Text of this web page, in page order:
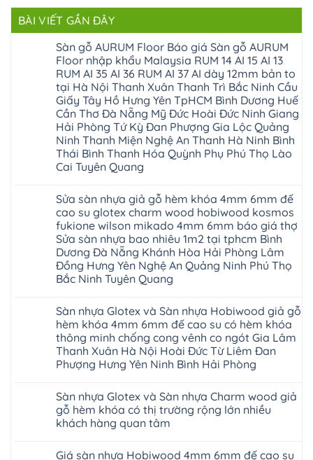
BÀI VIẾT GẦN ĐÂY
Sàn gỗ AURUM Floor Báo giá Sàn gỗ AURUM
Floor nhập khẩu Malaysia RUM 14 AI 15 AI 13
RUM AI 35 AI 36 RUM AI 37 AI dày 12mm bản to
tại Hà Nội Thanh Xuân Thanh Trì Bắc Ninh Cầu
Giấy Tây Hồ Hưng Yên TpHCM Bình Dương Huế
Cần Thơ Đà Nẵng Mỹ Đức Hoài Đức Ninh Giang
Hải Phòng Tứ Kỳ Đan Phượng Gia Lộc Quảng
Ninh Thanh Miện Nghệ An Thanh Hà Ninh Bình
Thái Bình Thanh Hóa Quỳnh Phụ Phú Thọ Lào
Cai Tuyên Quang
bình
luận
ở
Sàn
gỗ
AURUM
Floor
Báo
giá
Sàn
Floor
nhập
khẩu
Malaysia
RUM
14
AI
13
RUM
AI
35
AI
AI
Sửa sàn nhựa giả gỗ hèm khóa 4mm 6mm đế
cao su glotex charm wood hobiwood kosmos
fukione wilson mikado 4mm 6mm báo giá thợ
Sửa sàn nhựa bao nhiêu 1m2 tại tphcm Bình
Dương Đà Nẵng Khánh Hòa Hải Phòng Lâm
Đồng Hưng Yên Nghệ An Quảng Ninh Phú Thọ
Bắc Ninh Tuyên Quang
bình
luận
ở
Sửa
sàn
nhựa
giả
khóa
4mm
6mm
đế
cao
charm
Sàn nhựa Glotex và Sàn nhựa Hobiwood giả gỗ
hèm khóa 4mm 6mm đế cao su có hèm khóa
thông minh chống cong vênh co ngót Gia Lâm
Thanh Xuân Hà Nội Hoài Đức Từ Liêm Đan
Phượng Hưng Yên Ninh Bình Hải Phòng
bình
luận
ở
Sàn
và
Sàn nhựa Glotex và Sàn nhựa Charm wood giả
gỗ hèm khóa có thị trường rộng lớn nhiều
khách hàng quan tâm
bình
Giá sàn nhựa Hobiwood 4mm 6mm đế cao su